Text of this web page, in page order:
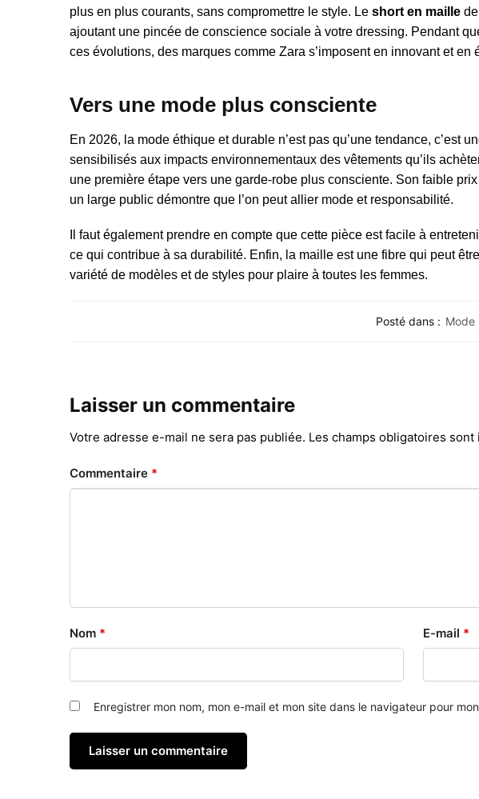
plus en plus courants, sans compromettre le style. Le short en maille
ajoutant une pincée de conscience sociale à votre dressing. Pendant
ces évolutions, des marques comme Zara s’imposent en innovant et en
Vers une mode plus consciente
En 2026, la mode éthique et durable n’est pas qu’une tendance, c’est
sensibilisés aux impacts environnementaux des vêtements qu’ils
une première étape vers une garde-robe plus consciente. Son faible
un large public démontre que l’on peut allier mode et responsabilité.
Il faut également prendre en compte que cette pièce est facile à
ce qui contribue à sa durabilité. Enfin, la maille est une fibre qui peut
variété de modèles et de styles pour plaire à toutes les femmes.
Posté dans : Mode
Laisser un commentaire
Votre adresse e-mail ne sera pas publiée. Les champs obligatoires sont
Commentaire *
Nom * E-mail *
Enregistrer mon nom, mon e-mail et mon site dans le navigateur pour